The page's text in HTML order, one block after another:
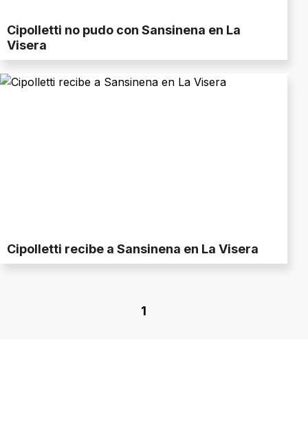
Cipolletti no pudo con Sansinena en La
Visera
Cipolletti recibe a Sansinena en La Visera
1